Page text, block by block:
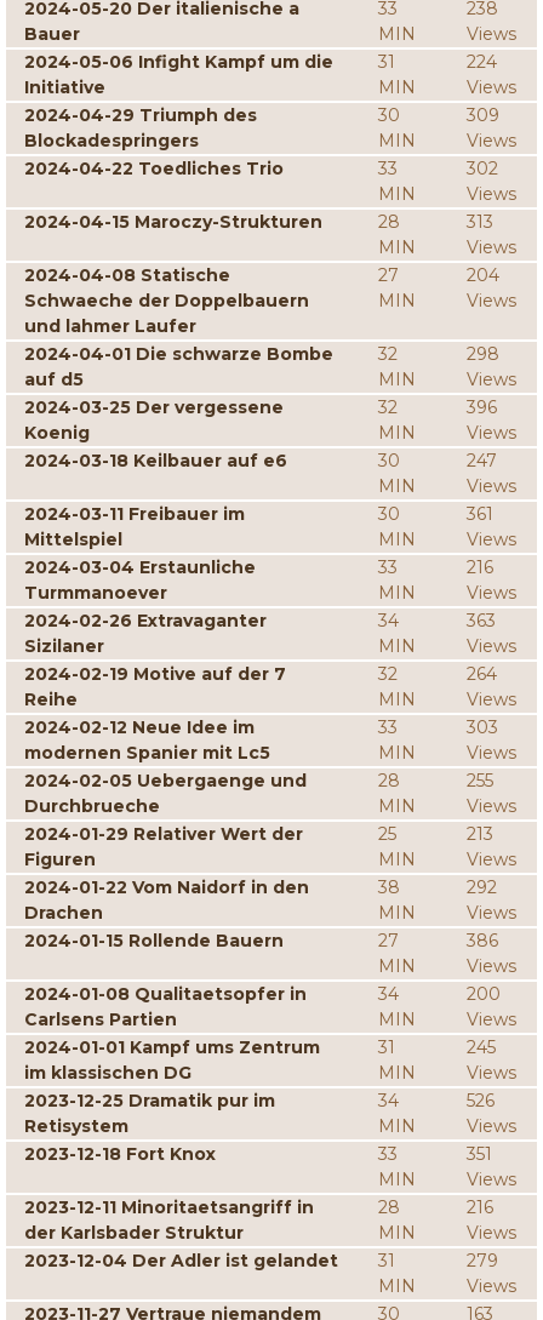
2024-05-20 Der italienische a
Bauer
33
MIN
238
Views
2024-05-06 Infight Kampf um die
Initiative
31
MIN
224
Views
2024-04-29 Triumph des
Blockadespringers
30
MIN
309
Views
2024-04-22 Toedliches Trio
33
MIN
302
Views
2024-04-15 Maroczy-Strukturen
28
MIN
313
Views
2024-04-08 Statische
Schwaeche der Doppelbauern
und lahmer Laufer
27
MIN
204
Views
2024-04-01 Die schwarze Bombe
auf d5
32
MIN
298
Views
2024-03-25 Der vergessene
Koenig
32
MIN
396
Views
2024-03-18 Keilbauer auf e6
30
MIN
247
Views
2024-03-11 Freibauer im
Mittelspiel
30
MIN
361
Views
2024-03-04 Erstaunliche
Turmmanoever
33
MIN
216
Views
2024-02-26 Extravaganter
Sizilaner
34
MIN
363
Views
2024-02-19 Motive auf der 7
Reihe
32
MIN
264
Views
2024-02-12 Neue Idee im
modernen Spanier mit Lc5
33
MIN
303
Views
2024-02-05 Uebergaenge und
Durchbrueche
28
MIN
255
Views
2024-01-29 Relativer Wert der
Figuren
25
MIN
213
Views
2024-01-22 Vom Naidorf in den
Drachen
38
MIN
292
Views
2024-01-15 Rollende Bauern
27
MIN
386
Views
2024-01-08 Qualitaetsopfer in
Carlsens Partien
34
MIN
200
Views
2024-01-01 Kampf ums Zentrum
im klassischen DG
31
MIN
245
Views
2023-12-25 Dramatik pur im
Retisystem
34
MIN
526
Views
2023-12-18 Fort Knox
33
MIN
351
Views
2023-12-11 Minoritaetsangriff in
der Karlsbader Struktur
28
MIN
216
Views
2023-12-04 Der Adler ist gelandet
31
MIN
279
Views
2023-11-27 Vertraue niemandem
30
163